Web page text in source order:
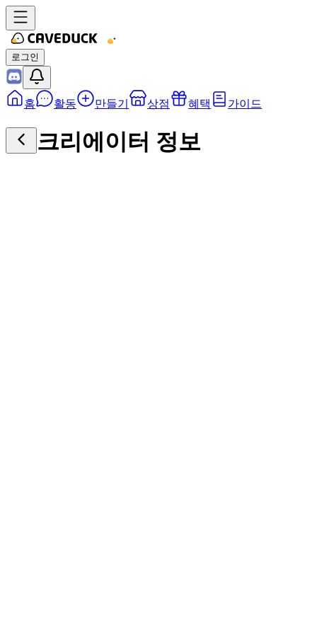
로그인
홈 활동 만들기 상점 혜택 가이드
크리에이터 정보